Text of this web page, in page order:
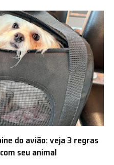
do avião: veja 3 regras
seu animal